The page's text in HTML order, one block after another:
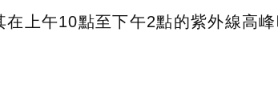
上午10點至下午2點的紫外線高